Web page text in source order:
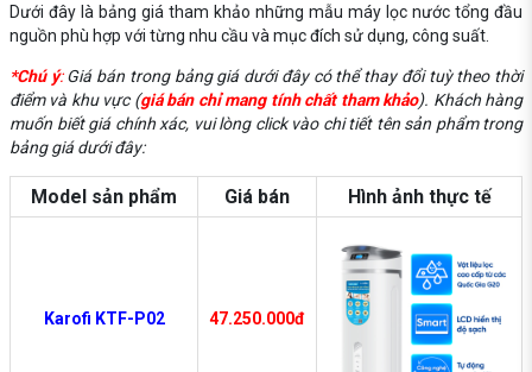
Dưới đây là bảng giá tham khảo những mẫu máy lọc nước tổng đầu
nguồn phù hợp với từng nhu cầu và mục đích sử dụng, công suất.
*Chú ý:Giá bán trong bảng giá dưới đây có thể thay đổi tuỳ theo thời
điểm và khu vực (giá bán chỉ mang tính chất tham khảo). Khách hàng
muốn biết giá chính xác, vui lòng click vào chi tiết tên sản phẩm trong
bảng giá dưới đây:
Model sản phẩm Giá bán Hình ảnh thực tế
Karofi KTF-P02 47.250.000đ